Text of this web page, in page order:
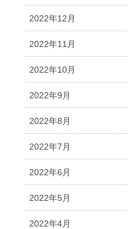
2022年12月
2022年11月
2022年10月
2022年9月
2022年8月
2022年7月
2022年6月
2022年5月
2022年4月